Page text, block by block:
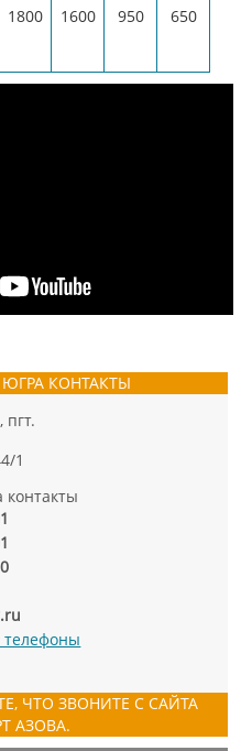
1800 1600 950 650
КОНТАКТЫ
пгт.
1
телефоны
ЧТО ЗВОНИТЕ С САЙТА
АЗОВА.